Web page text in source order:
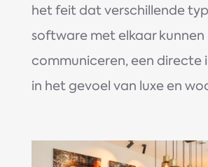
het feit dat verschillende
software met elkaar kunnen
communiceren, een directe
in het gevoel van luxe en